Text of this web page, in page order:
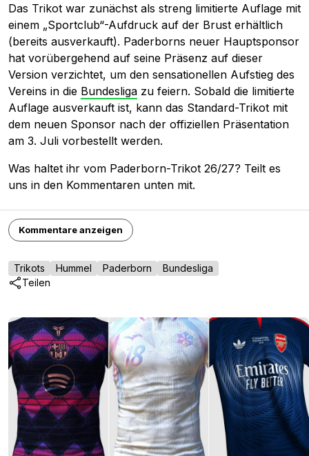
Das Trikot war zunächst als streng limitierte Auflage mit
einem „Sportclub“-Aufdruck auf der Brust erhältlich
(bereits ausverkauft). Paderborns neuer Hauptsponsor
hat vorübergehend auf seine Präsenz auf dieser
Version verzichtet, um den sensationellen Aufstieg des
Vereins in die Bundesliga zu feiern. Sobald die limitierte
Auflage ausverkauft ist, kann das Standard-Trikot mit
dem neuen Sponsor nach der offiziellen Präsentation
am 3. Juli vorbestellt werden.
Was haltet ihr vom Paderborn-Trikot 26/27? Teilt es
uns in den Kommentaren unten mit.
Kommentare anzeigen
Trikots Hummel Paderborn
Bundesliga
Teilen